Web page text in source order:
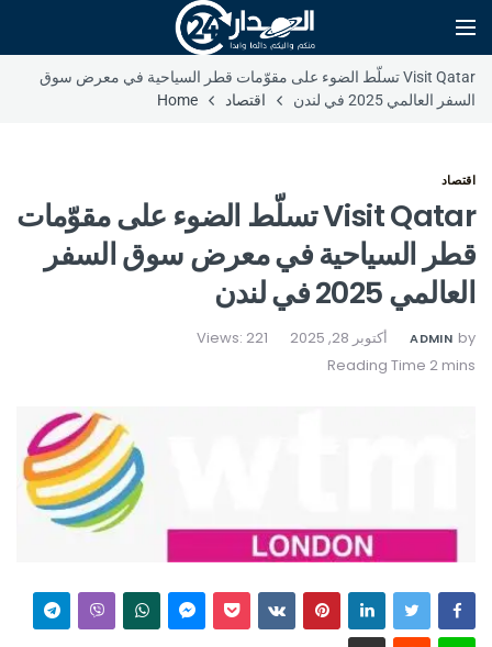
Visit Qatar تسلّط الضوء على مقوّمات قطر السياحية في معرض سوق
السفر العالمي 2025 في لندن
اقتصاد Home
اقتصاد
Visit Qatar تسلّط الضوء على مقوّمات
قطر السياحية في معرض سوق السفر
العالمي 2025 في لندن
by
ADMIN أكتوبر 28, 2025 Views: 221